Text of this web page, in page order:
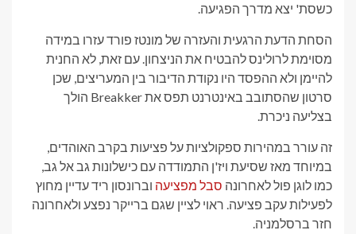
כשסת' יצא מדרך הפגיעה.
הסחת הדעת הרגעית והעזרה של מונטז פורד עזרו במידה
מסוימת לרולינס להבטיח את הניצחון. עם זאת, לא החנית
להיימן ולא ההפסד היו נקודת הדיבור בין המעריצים, שכן
סרטון שהסתובב באינטרנט תפס את Breakker הולך
בצליעה ניכרת.
זה עורר במהירות ספקולציות על פציעות בקרב האוהדים,
במיוחד מאז שסיעת ויז'ן התמודדה עם כישלונות גב אל גב,
כמו לוגן פול לאחרונה סבל מפציעה וברונסון ריד עדיין מחוץ
לפעילות עקב פציעה. ראוי לציין שגם ברייקר נפצע ולאחרונה
חזר ברסלמניה.